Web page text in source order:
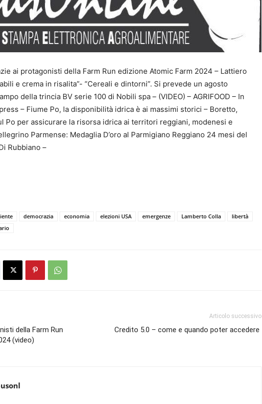
ai protagonisti della Farm Run edizione Atomic Farm 2024 – Lattiero
e crema in risalita”- “Cereali e dintorni”. Si prevede un agosto
della trincia BV serie 100 di Nobili spa – (VIDEO) – AGRIFOOD – In
– Fiume Po, la disponibilità idrica è ai massimi storici – Boretto,
Po per assicurare la risorsa idrica ai territori reggiani, modenesi e
Parmense: Medaglia D’oro al Parmigiano Reggiano 24 mesi del
Rubbiano –
democrazia economia elezioni USA emergenze Lamberto Colla
libertà
della Farm Run
(video)
Articolo successivo
Credito 5.0 – come e quando poter accedere